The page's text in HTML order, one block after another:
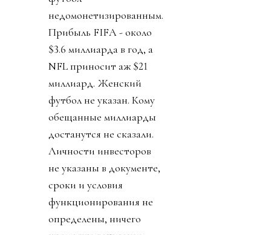
недомонетизированным.
Прибыль FIFA - около
$3.6 миллиарда в год, а
NFL приносит аж $21
миллиард. Женский
футбол не указан. Кому
обещанные миллиарды
достанутся не сказали.
Личности инвесторов
не указаны в документе,
сроки и условия
функционирования не
определены, ничего